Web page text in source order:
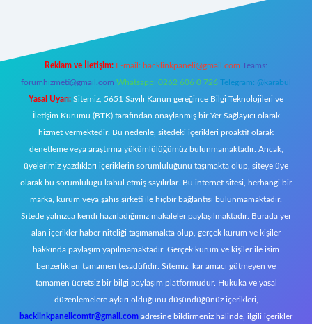
Reklam ve İletişim: E-mail: backlinkpaneli@gmail.com Teams:
forumhizmeti@gmail.com Whatsapp: 0262 606 0 726 Telegram: @karabul
Yasal Uyarı: Sitemiz, 5651 Sayılı Kanun gereğince Bilgi Teknolojileri ve
İletişim Kurumu (BTK) tarafından onaylanmış bir Yer Sağlayıcı olarak
hizmet vermektedir. Bu nedenle, sitedeki içerikleri proaktif olarak
denetleme veya araştırma yükümlülüğümüz bulunmamaktadır. Ancak,
üyelerimiz yazdıkları içeriklerin sorumluluğunu taşımakta olup, siteye üye
olarak bu sorumluluğu kabul etmiş sayılırlar. Bu internet sitesi, herhangi bir
marka, kurum veya şahıs şirketi ile hiçbir bağlantısı bulunmamaktadır.
Sitede yalnızca kendi hazırladığımız makaleler paylaşılmaktadır. Burada yer
alan içerikler haber niteliği taşımamakta olup, gerçek kurum ve kişiler
hakkında paylaşım yapılmamaktadır. Gerçek kurum ve kişiler ile isim
benzerlikleri tamamen tesadüfidir. Sitemiz, kar amacı gütmeyen ve
tamamen ücretsiz bir bilgi paylaşım platformudur. Hukuka ve yasal
düzenlemelere aykırı olduğunu düşündüğünüz içerikleri,
backlinkpanelicomtr@gmail.com adresine bildirmeniz halinde, ilgili içerikler